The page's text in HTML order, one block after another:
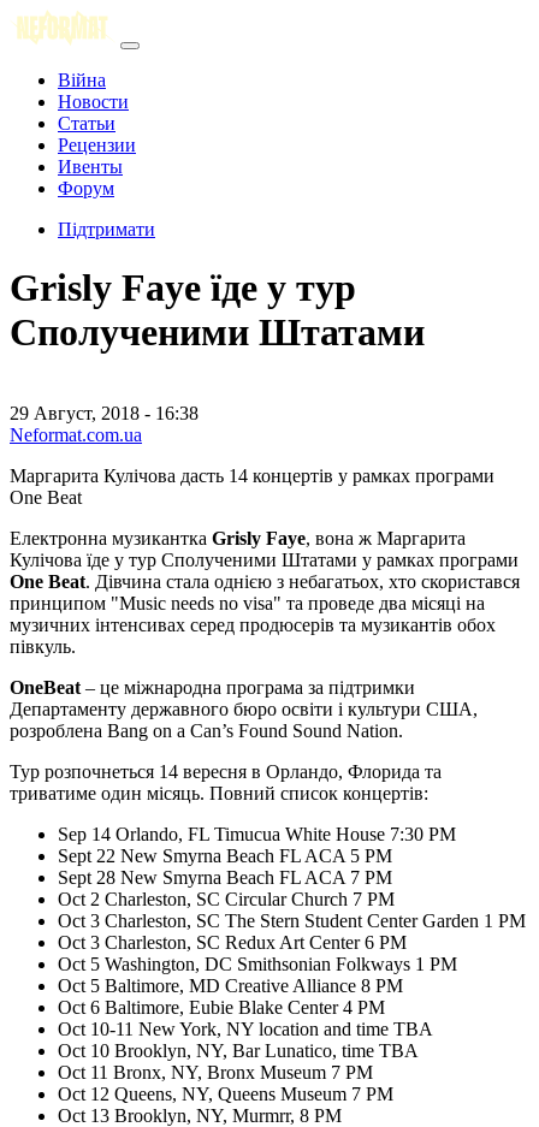
Війна
Новости
Статьи
Рецензии
Ивенты
Форум
Підтримати
Grisly Faye їде у тур
Сполученими Штатами
29 Август, 2018 - 16:38
Neformat.com.ua
Маргарита Кулічова дасть 14 концертів у рамках програми
One Beat
Електронна музикантка Grisly Faye, вона ж Маргарита
Кулічова їде у тур Сполученими Штатами у рамках програми
One Beat. Дівчина стала однією з небагатьох, хто скористався
принципом "Music needs no visa" та проведе два місяці на
музичних інтенсивах серед продюсерів та музикантів обох
півкуль.
OneBeat – це міжнародна програма за підтримки
Департаменту державного бюро освіти і культури США,
розроблена Bang on a Can’s Found Sound Nation.
Тур розпочнеться 14 вересня в Орландо, Флорида та
триватиме один місяць. Повний список концертів:
Sep 14 Orlando, FL Timucua White House 7:30 PM
Sept 22 New Smyrna Beach FL ACA 5 PM
Sept 28 New Smyrna Beach FL ACA 7 PM
Oct 2 Charleston, SC Circular Church 7 PM
Oct 3 Charleston, SC The Stern Student Center Garden 1 PM
Oct 3 Charleston, SC Redux Art Center 6 PM
Oct 5 Washington, DC Smithsonian Folkways 1 PM
Oct 5 Baltimore, MD Creative Alliance 8 PM
Oct 6 Baltimore, Eubie Blake Center 4 PM
Oct 10-11 New York, NY location and time TBA
Oct 10 Brooklyn, NY, Bar Lunatico, time TBA
Oct 11 Bronx, NY, Bronx Museum 7 PM
Oct 12 Queens, NY, Queens Museum 7 PM
Oct 13 Brooklyn, NY, Murmrr, 8 PM